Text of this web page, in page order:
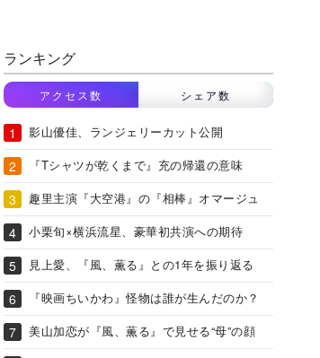
ランキング
アクセス数 シェア数
影山優佳、ランジェリーカット公開
『Tシャツが乾くまで』充の帰還の意味
趣里主演『大空港』の『相棒』オマージュ
小栗旬×横浜流星、豪華初共演への期待
見上愛、『風、薫る』との1年を振り返る
『映画ちいかわ』怪物は誰が生んだのか？
美山加恋が『風、薫る』で見せる“母”の顔